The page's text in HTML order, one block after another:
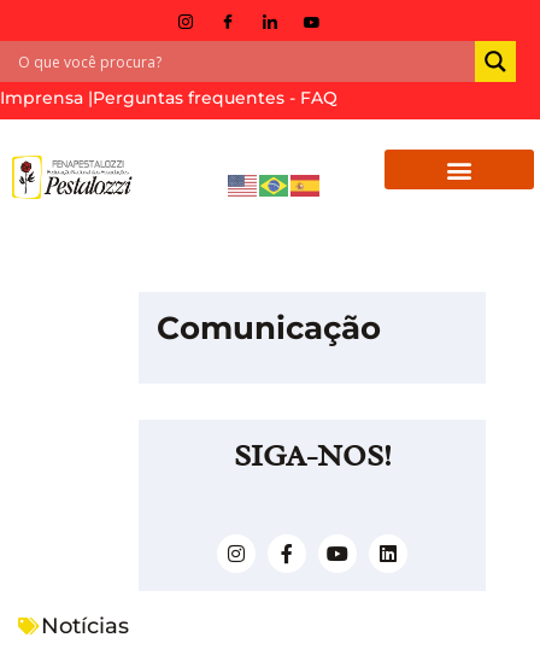
Imprensa |Perguntas frequentes - FAQ
Comunicação
SIGA-NOS!
Notícias